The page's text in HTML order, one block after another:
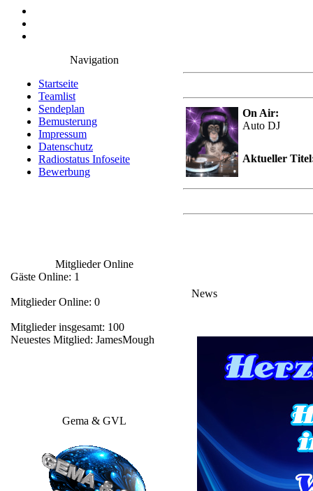
Navigation
Startseite
Teamlist
Sendeplan
Bemusterung
Impressum
Datenschutz
Radiostatus Infoseite
Bewerbung
Mitglieder Online
Gäste Online: 1
Mitglieder Online: 0
Mitglieder insgesamt: 100
Neuestes Mitglied: JamesMough
Gema & GVL
On Air:
Auto DJ
Aktueller
News